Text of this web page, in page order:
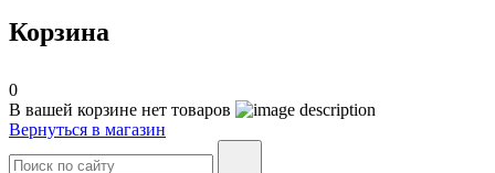
Корзина
0
В вашей корзине нет товаров
Вернуться в магазин